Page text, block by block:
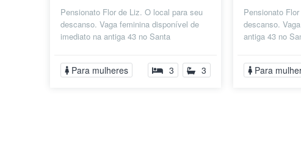
Pensionato Flor de Liz. O local para seu
descanso. Vaga feminina disponível de
imediato na antiga 43 no Santa
guarda...
Para mulheres 3 3
Pensionato
descanso.
antiga 43 no
mesi...
Para